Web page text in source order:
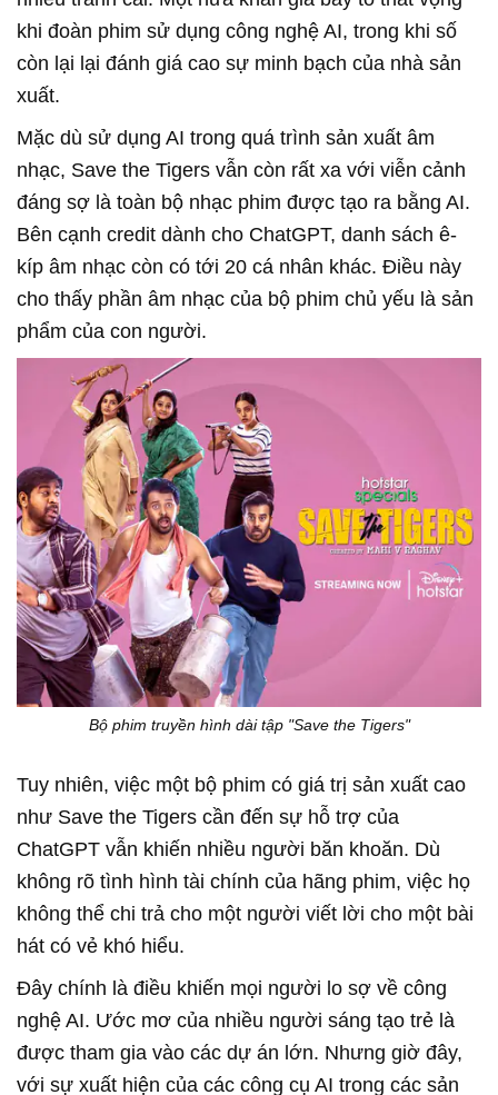
khi đoàn phim sử dụng công nghệ AI, trong khi số
còn lại lại đánh giá cao sự minh bạch của nhà sản
xuất.
Mặc dù sử dụng AI trong quá trình sản xuất âm
nhạc, Save the Tigers vẫn còn rất xa với viễn cảnh
đáng sợ là toàn bộ nhạc phim được tạo ra bằng AI.
Bên cạnh credit dành cho ChatGPT, danh sách ê-
kíp âm nhạc còn có tới 20 cá nhân khác. Điều này
cho thấy phần âm nhạc của bộ phim chủ yếu là sản
phẩm của con người.
Bộ phim truyền hình dài tập "Save the Tigers"
Tuy nhiên, việc một bộ phim có giá trị sản xuất cao
như Save the Tigers cần đến sự hỗ trợ của
ChatGPT vẫn khiến nhiều người băn khoăn. Dù
không rõ tình hình tài chính của hãng phim, việc họ
không thể chi trả cho một người viết lời cho một bài
hát có vẻ khó hiểu.
Đây chính là điều khiến mọi người lo sợ về công
nghệ AI. Ước mơ của nhiều người sáng tạo trẻ là
được tham gia vào các dự án lớn. Nhưng giờ đây,
với sự xuất hiện của các công cụ AI trong các sản